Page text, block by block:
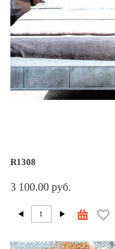
R1308
3 100.00 руб.